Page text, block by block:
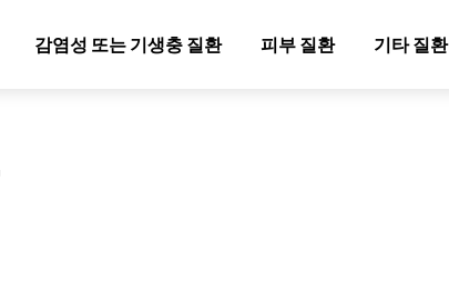
감염성 또는 기생충 질환 피부 질환 기타 질환